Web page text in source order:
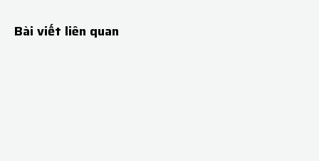
Bài viết liên quan